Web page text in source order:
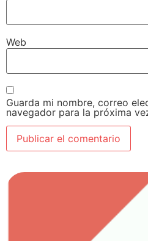
Web
Guarda mi nombre, correo
navegador para la próxima